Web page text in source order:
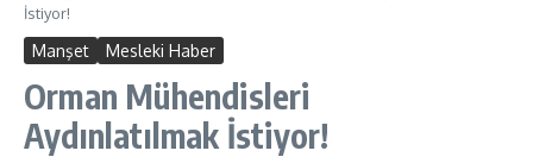
İstiyor!
Manşet Mesleki Haber
Orman Mühendisleri
Aydınlatılmak İstiyor!